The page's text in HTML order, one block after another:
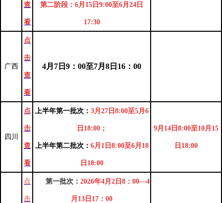
查
看
第二阶段：6月15日9:00至6月24日
17:30
广西
点
击
查
看
4月7日9：00至7月8日16：00
四川
点
击
查
看
上半年第一批次： 3月27日8:00至5月6
日18:00；
上半年第二批次： 6月1日8:00至6月18
日18:00
9月14日8:00至10月15
日18:00
点
击
第一批次： 2026年4月2日8：00—4
月13日17：00